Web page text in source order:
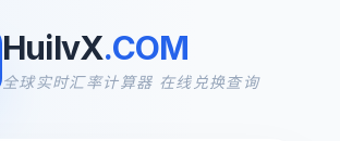
HuilvX.COM
全球实时汇率计算器 在线兑换查询